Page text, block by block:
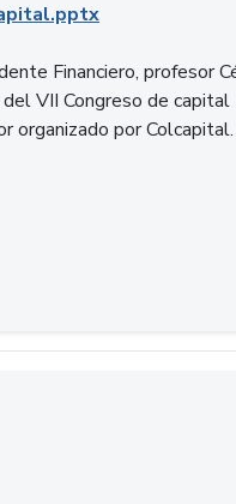
Financiero, profesor
VII Congreso de capital
organizado por